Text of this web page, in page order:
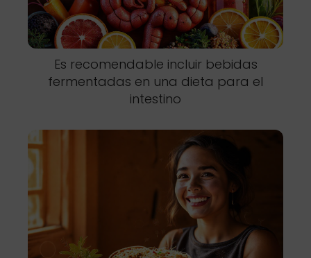
Es recomendable incluir bebidas
fermentadas en una dieta para el
intestino